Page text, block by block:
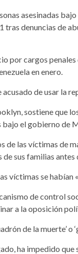
asesinadas
tras denuncias de
por cargos
en enero.
de usar la
sostiene que
el gobierno de
de las víctimas de
sus familias antes
víctimas se habían
de control
a la oposición
de la muerte’ o
ha impedido que